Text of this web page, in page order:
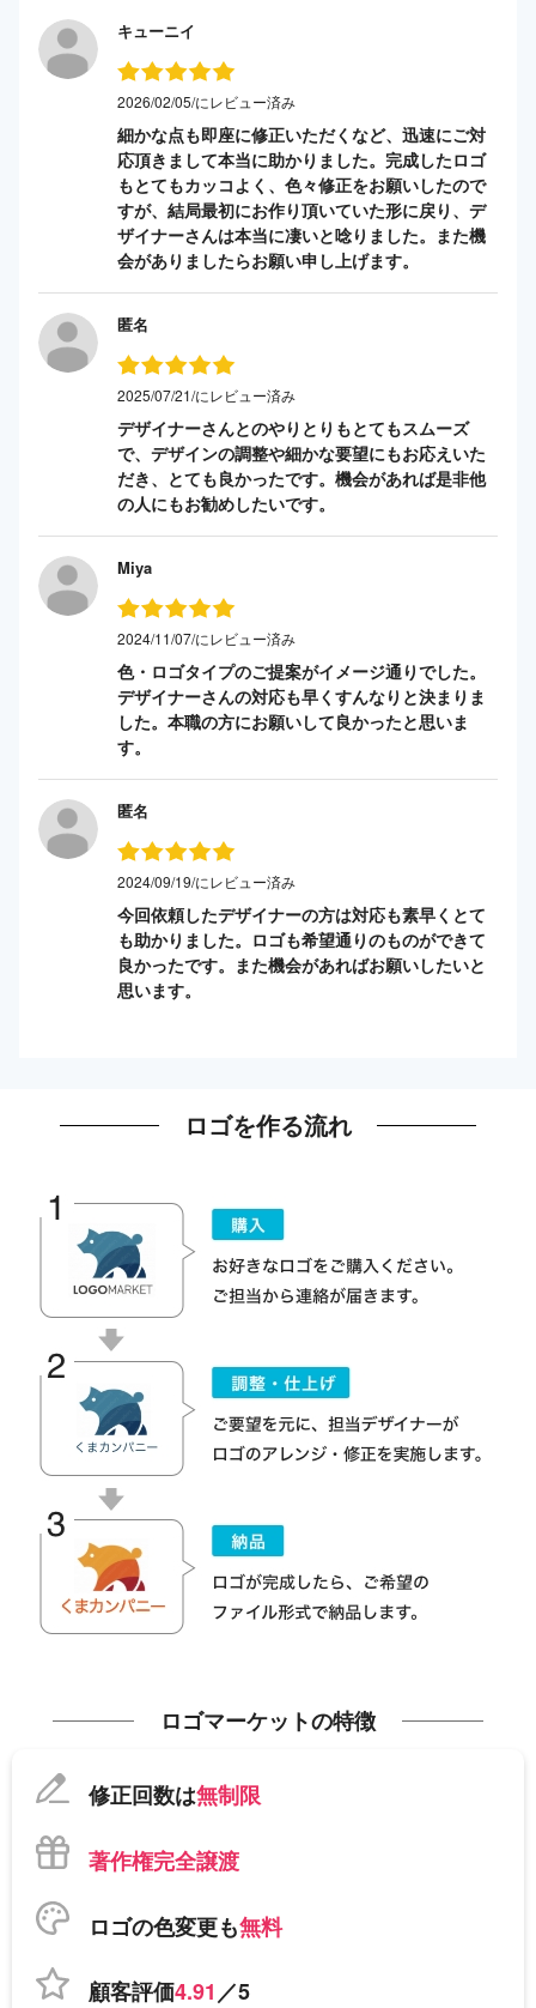
キューニイ
2026/02/05/にレビュー済み
細かな点も即座に修正いただくなど、迅速にご対
応頂きまして本当に助かりました。完成したロゴ
もとてもカッコよく、色々修正をお願いしたので
すが、結局最初にお作り頂いていた形に戻り、デ
ザイナーさんは本当に凄いと唸りました。また機
会がありましたらお願い申し上げます。
匿名
2025/07/21/にレビュー済み
デザイナーさんとのやりとりもとてもスムーズ
で、デザインの調整や細かな要望にもお応えいた
だき、とても良かったです。機会があれば是非他
の人にもお勧めしたいです。
Miya
2024/11/07/にレビュー済み
色・ロゴタイプのご提案がイメージ通りでした。
デザイナーさんの対応も早くすんなりと決まりま
した。本職の方にお願いして良かったと思いま
す。
匿名
2024/09/19/にレビュー済み
今回依頼したデザイナーの方は対応も素早くとて
も助かりました。ロゴも希望通りのものができて
良かったです。また機会があればお願いしたいと
思います。
ロゴを作る流れ
ロゴマーケットの特徴
修正回数は無制限
著作権完全譲渡
ロゴの色変更も無料
顧客評価4.91／5